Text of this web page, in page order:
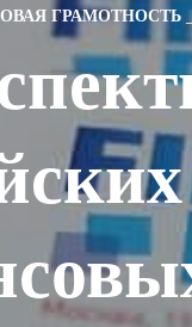
ГРАМОТНОСТЬ